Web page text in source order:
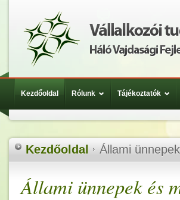
Kezdőoldal Rólunk Tájékoztatók
Kezdőoldal Állami
Állami ünnepek és